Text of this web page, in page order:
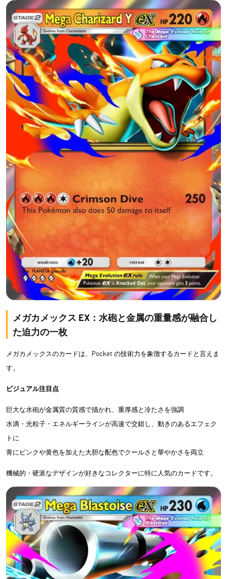
メガカメックス EX：水砲と金属の重量感が融合し
た迫力の一枚
メガカメックスのカードは、Pocket の技術力を象徴するカードと言えま
す。
ビジュアル注目点
巨大な水砲が金属質の質感で描かれ、重厚感と冷たさを強調
水滴・光粒子・エネルギーラインが高速で交錯し、動きのあるエフェク
トに
青にピンクや黄色を加えた大胆な配色でクールさと華やかさを両立
機械的・硬派なデザインが好きなコレクターに特に人気のカードです。